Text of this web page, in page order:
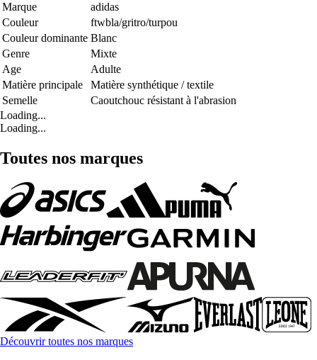
Marque
adidas
Couleur
ftwbla/gritro/turpou
Couleur dominante Blanc
Genre
Mixte
Age
Adulte
Matière principale
Matière synthétique / textile
Semelle
Caoutchouc résistant à l'abrasion
Loading...
Loading...
Toutes nos marques
Découvrir toutes nos marques